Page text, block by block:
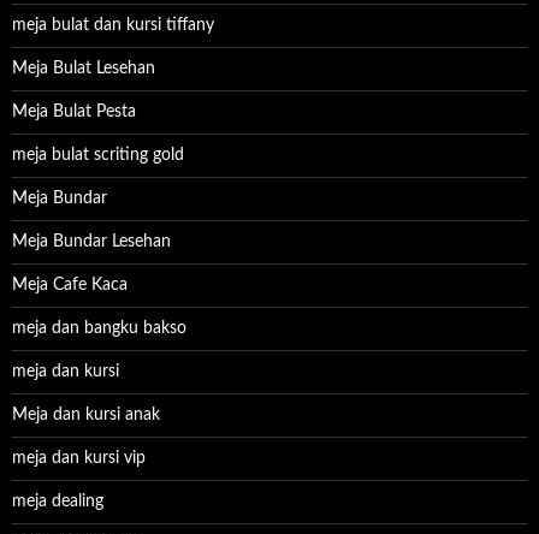
meja bulat dan kursi tiffany
Meja Bulat Lesehan
Meja Bulat Pesta
meja bulat scriting gold
Meja Bundar
Meja Bundar Lesehan
Meja Cafe Kaca
meja dan bangku bakso
meja dan kursi
Meja dan kursi anak
meja dan kursi vip
meja dealing